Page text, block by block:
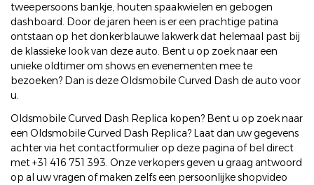
tweepersoons bankje, houten spaakwielen en gebogen
dashboard. Door de jaren heen is er een prachtige patina
ontstaan op het donkerblauwe lakwerk dat helemaal past bij
de klassieke look van deze auto. Bent u op zoek naar een
unieke oldtimer om shows en evenementen mee te
bezoeken? Dan is deze Oldsmobile Curved Dash de auto voor
u.
Oldsmobile Curved Dash Replica kopen? Bent u op zoek naar
een Oldsmobile Curved Dash Replica? Laat dan uw gegevens
achter via het contactformulier op deze pagina of bel direct
met +31 416 751 393. Onze verkopers geven u graag antwoord
op al uw vragen of maken zelfs een persoonlijke shopvideo